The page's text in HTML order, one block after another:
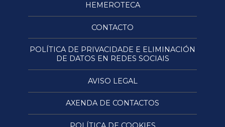
HEMEROTECA
CONTACTO
POLÍTICA DE PRIVACIDADE E ELIMINACIÓN
DE DATOS EN REDES SOCIAIS
AVISO LEGAL
AXENDA DE CONTACTOS